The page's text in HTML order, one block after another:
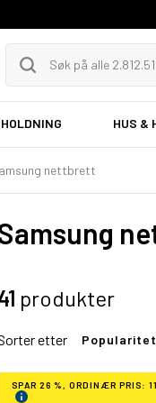
HUS &
nettbrett
produkter
etter Popularitet
SPAR 26 %, ORDINÆR PRIS: